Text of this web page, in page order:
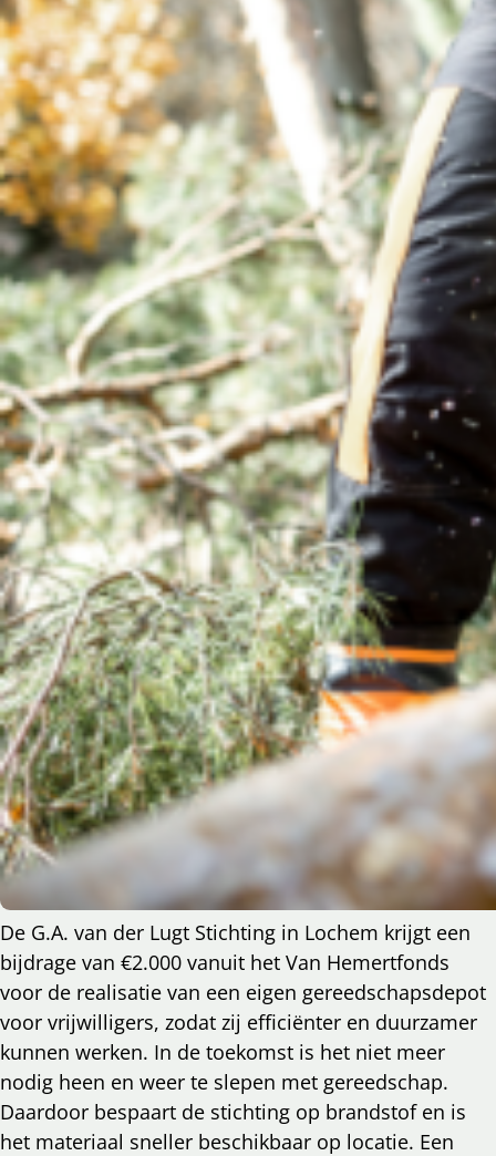
De G.A. van der Lugt Stichting in Lochem krijgt een
bijdrage van €2.000 vanuit het Van Hemertfonds
voor de realisatie van een eigen gereedschapsdepot
voor vrijwilligers, zodat zij efficiënter en duurzamer
kunnen werken. In de toekomst is het niet meer
nodig heen en weer te slepen met gereedschap.
Daardoor bespaart de stichting op brandstof en is
het materiaal sneller beschikbaar op locatie. Een